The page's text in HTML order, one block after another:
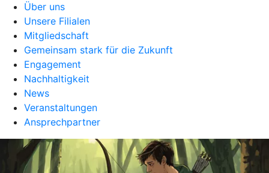
Über uns
Unsere Filialen
Mitgliedschaft
Gemeinsam stark für die Zukunft
Engagement
Nachhaltigkeit
News
Veranstaltungen
Ansprechpartner